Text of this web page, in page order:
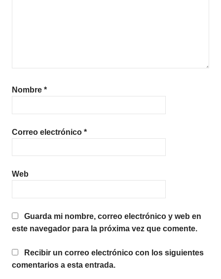
Nombre *
Correo electrónico *
Web
Guarda mi nombre, correo electrónico y web en
este navegador para la próxima vez que comente.
Recibir un correo electrónico con los siguientes
comentarios a esta entrada.